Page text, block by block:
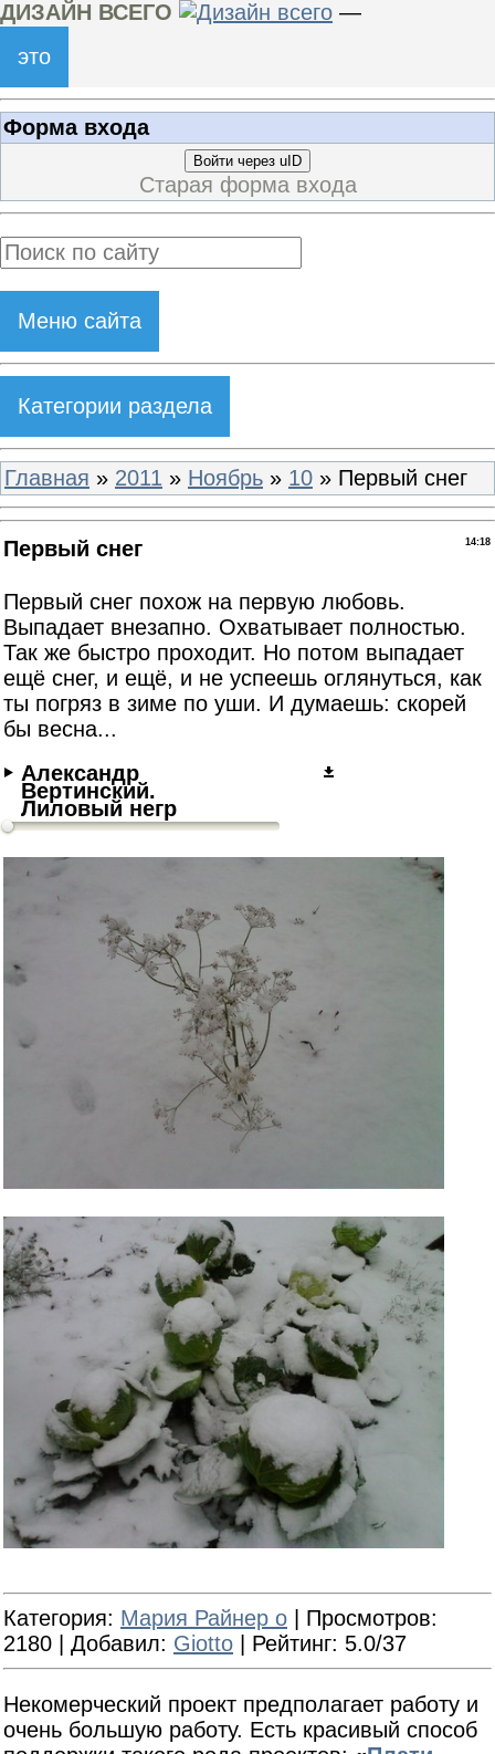
ДИЗАЙН ВСЕГО
—
это
Форма входа
Войти через uID
Старая форма входа
Меню сайта
Категории раздела
Главная » 2011 » Ноябрь » 10 » Первый снег
14:18
Первый снег
Первый снег похож на первую любовь.
Выпадает внезапно. Охватывает полностью.
Так же быстро проходит. Но потом выпадает
ещё снег, и ещё, и не успеешь оглянуться, как
ты погряз в зиме по уши. И думаешь: скорей
бы весна...
Александр
Вертинский.
Лиловый негр
Категория: Мария Райнер о Просмотров:
2180 | Добавил: Giotto Рейтинг: 5.0/37
Некомерческий проект предполагает работу и
очень большую работу. Есть красивый способ